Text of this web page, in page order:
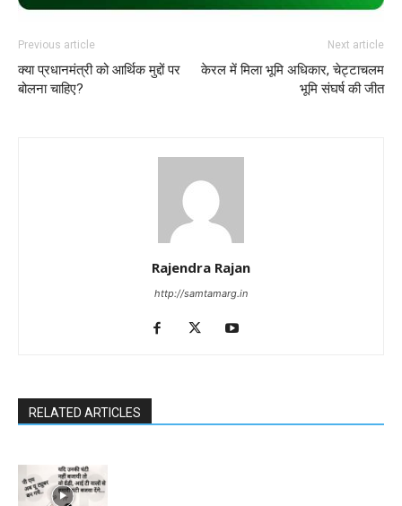
Previous article
क्या प्रधानमंत्री को आर्थिक मुद्दों पर
बोलना चाहिए?
Next article
केरल में मिला भूमि अधिकार, चेट्टाचलम
भूमि संघर्ष की जीत
Rajendra Rajan
http://samtamarg.in
RELATED ARTICLES